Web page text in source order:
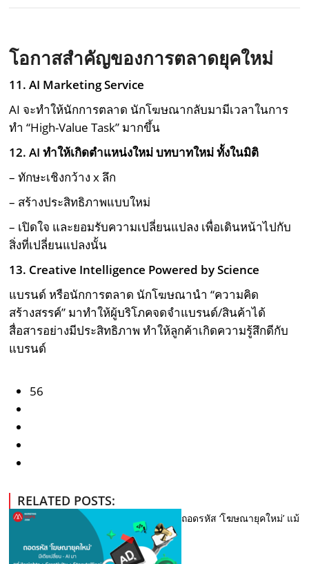
โอกาสสำคัญของการตลาดยุคใหม่
11. AI Marketing Service
AI จะทำให้นักการตลาด นักโฆษณากลับมามีเวลาในการ
ทำ “High-Value Task” มากขึ้น
12. AIทำให้เกิดตำแหน่งใหม่ บทบาทใหม่ ทั้งในมิติ
– ทักษะเชิงกว้าง x ลึก
– สร้างประสิทธิภาพแบบใหม่
– เปิดใจ และยอมรับความเปลี่ยนแปลง เพื่อเดินหน้าไปกับ
สิ่งที่เปลี่ยนแปลงนั้น
13. Creative Intelligence Powered by Science
แบรนด์ หรือนักการตลาด นักโฆษณานำ “ความคิด
สร้างสรรค์” มาทำให้ผู้บริโภคจดจำแบรนด์/สินค้าได้
สื่อสารอย่างมีประสิทธิภาพ ทำให้ลูกค้าเกิดความรู้สึกดีกับ
แบรนด์
56
RELATED POSTS:
ถอดรหัส ‘โฆษณายุคใหม่’ แม้